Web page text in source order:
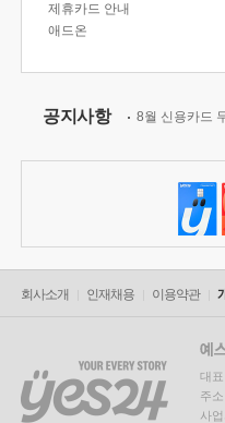
제휴카드 안내
애드온
공지사항 8월 신용카드
회사소개 인재채용 이용약관
대
주
사